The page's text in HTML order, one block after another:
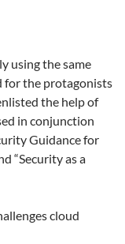
using the same
for the protagonists
the help of
in conjunction
Guidance for
“Security as a
cloud